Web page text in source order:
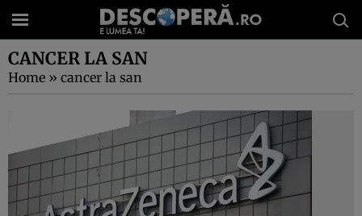
CANCER LA SAN
Home » cancer la san